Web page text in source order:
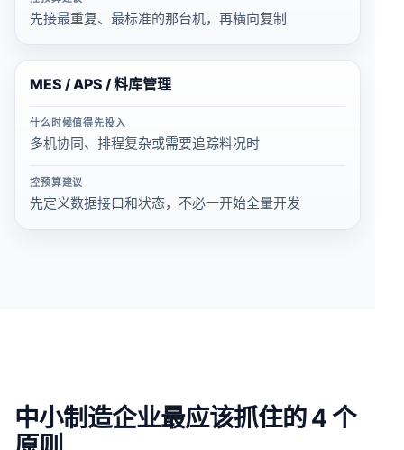
先接最重复、最标准的那台机，再横向复制
MES / APS / 料库管理
什么时候值得先投入
多机协同、排程复杂或需要追踪料况时
控预算建议
先定义数据接口和状态，不必一开始全量开发
中小制造企业最应该抓住的 4 个